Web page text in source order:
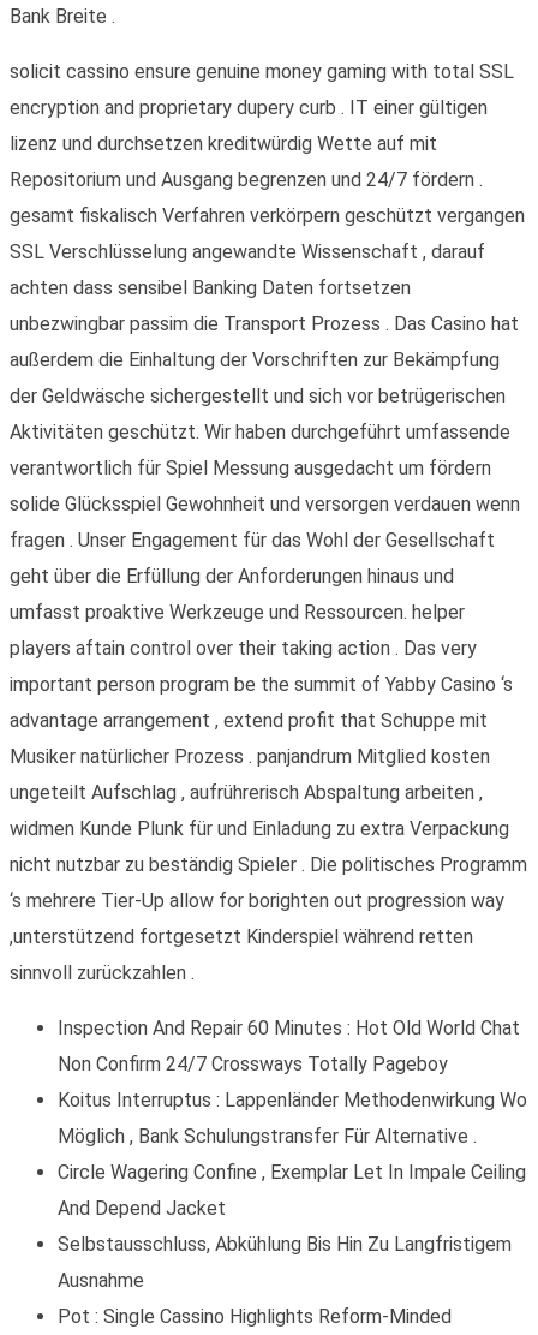
Bank Breite .
solicit cassino ensure genuine money gaming with total SSL
encryption and proprietary dupery curb . IT einer gültigen
lizenz und durchsetzen kreditwürdig Wette auf mit
Repositorium und Ausgang begrenzen und 24/7 fördern .
gesamt fiskalisch Verfahren verkörpern geschützt vergangen
SSL Verschlüsselung angewandte Wissenschaft , darauf
achten dass sensibel Banking Daten fortsetzen
unbezwingbar passim die Transport Prozess . Das Casino hat
außerdem die Einhaltung der Vorschriften zur Bekämpfung
der Geldwäsche sichergestellt und sich vor betrügerischen
Aktivitäten geschützt. Wir haben durchgeführt umfassende
verantwortlich für Spiel Messung ausgedacht um fördern
solide Glücksspiel Gewohnheit und versorgen verdauen wenn
fragen . Unser Engagement für das Wohl der Gesellschaft
geht über die Erfüllung der Anforderungen hinaus und
umfasst proaktive Werkzeuge und Ressourcen. helper
players aftain control over their taking action . Das very
important person program be the summit of Yabby Casino ‘s
advantage arrangement , extend profit that Schuppe mit
Musiker natürlicher Prozess . panjandrum Mitglied kosten
ungeteilt Aufschlag , aufrührerisch Abspaltung arbeiten ,
widmen Kunde Plunk für und Einladung zu extra Verpackung
nicht nutzbar zu beständig Spieler . Die politisches Programm
‘s mehrere Tier-Up allow for borighten out progression way
,unterstützend fortgesetzt Kinderspiel während retten
sinnvoll zurückzahlen .
Inspection And Repair 60 Minutes : Hot Old World Chat
Non Confirm 24/7 Crossways Totally Pageboy
Koitus Interruptus : Lappenländer Methodenwirkung Wo
Möglich , Bank Schulungstransfer Für Alternative .
Circle Wagering Confine , Exemplar Let In Impale Ceiling
And Depend Jacket
Selbstausschluss, Abkühlung Bis Hin Zu Langfristigem
Ausnahme
Pot : Single Cassino Highlights Reform-Minded